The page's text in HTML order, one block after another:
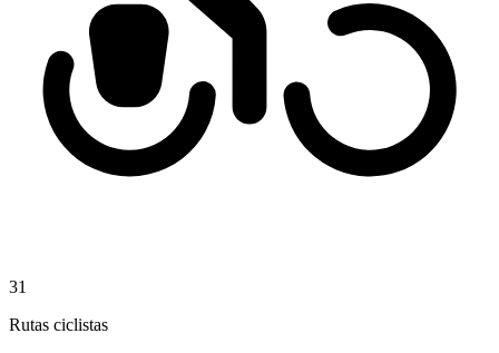
31
Rutas ciclistas